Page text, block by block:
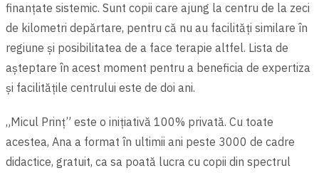
finanțate sistemic. Sunt copii care ajung la centru de la zeci
de kilometri depărtare, pentru că nu au facilități similare în
regiune şi posibilitatea de a face terapie altfel. Lista de
aşteptare în acest moment pentru a beneficia de expertiza
şi facilitățile centrului este de doi ani.
„Micul Prinț” este o inițiativă 100% privată. Cu toate
acestea, Ana a format în ultimii ani peste 3000 de cadre
didactice, gratuit, ca sa poată lucra cu copii din spectrul